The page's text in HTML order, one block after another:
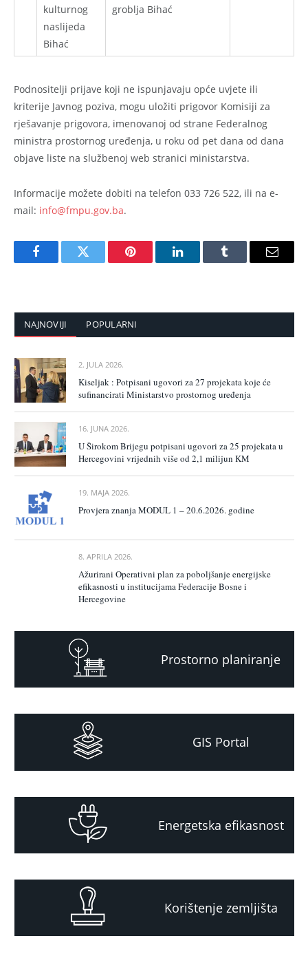
kulturnog
naslijeda
Bihać
groblja Bihać
Podnositelji prijave koji ne ispunjavaju opće uvjete ili
kriterije Javnog poziva, mogu uložiti prigovor Komisiji za
rješavanje prigovora, imenovanoj od strane Federalnog
ministra prostornog uređenja, u roku od pet dana od dana
objave liste na službenoj web stranici ministarstva.
Informacije možete dobiti na telefon 033 726 522, ili na e-
mail: info@fmpu.gov.ba.
FacebookTwitter Pinterest LinkedInTumblr Email
NAJNOVIJI POPULARNI
2. JULA 2026.
Kiseljak : Potpisani ugovori za 27 projekata koje će
sufinancirati Ministarstvo prostornog uređenja
16. JUNA 2026.
U Širokom Brijegu potpisani ugovori za 25 projekata u
Hercegovini vrijednih više od 2,1 milijun KM
19. MAJA 2026.
Provjera znanja MODUL 1 – 20.6.2026. godine
8. APRILA 2026.
Ažurirani Operativni plan za poboljšanje energijske
efikasnosti u institucijama Federacije Bosne i
Hercegovine
Prostorno planiranje
GIS Portal
Energetska efikasnost
Korištenje zemljišta